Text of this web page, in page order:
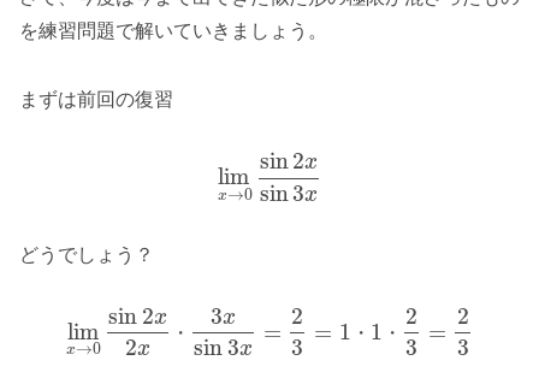
を練習問題で解いていきましょう。
まずは前回の復習
lim
x→0
sin2x
sin3x
どうでしょう？
lim
x→0
sin 2x
2x
・
3x
sin 3x
=
2
3
= 1 ・ 1 ・
2
3
=
2
3